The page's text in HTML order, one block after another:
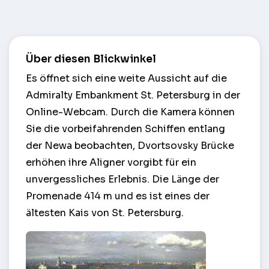
Über diesen Blickwinkel
Es öffnet sich eine weite Aussicht auf die
Admiralty Embankment St. Petersburg in der
Online-Webcam. Durch die Kamera können
Sie die vorbeifahrenden Schiffen entlang
der Newa beobachten, Dvortsovsky Brücke
erhöhen ihre Aligner vorgibt für ein
unvergessliches Erlebnis. Die Länge der
Promenade 414 m und es ist eines der
ältesten Kais von St. Petersburg.